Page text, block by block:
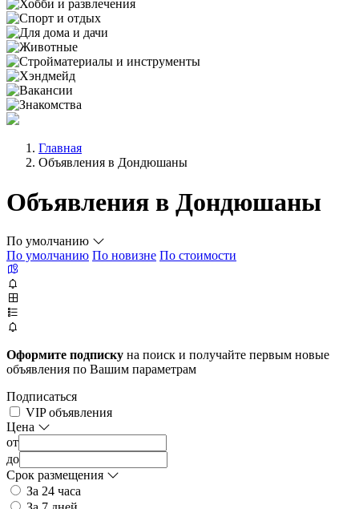
Главная
Объявления в Дондюшаны
Объявления в Дондюшаны
По умолчанию
По умолчанию По новизне По стоимости
Оформите подписку на поиск и получайте первым новые
объявления по Вашим параметрам
Подписаться
VIP объявления
Цена
от
до
Срок размещения
За 24 часа